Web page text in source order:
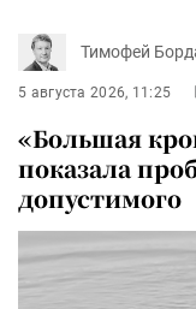
Тимофей
5 августа 2026, 11:25
«Большая
показала
допустимого